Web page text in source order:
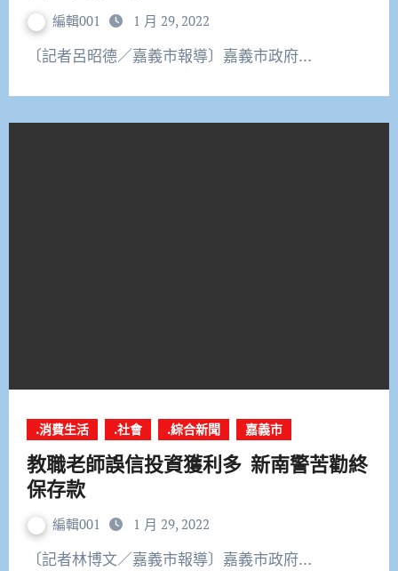
編輯001 1 月 29, 2022
〔記者呂昭德／嘉義市報導〕嘉義市政府…
.消費生活 .社會 .綜合新聞 嘉義市
教職老師誤信投資獲利多 新南警苦勸終
保存款
編輯001 1 月 29, 2022
〔記者林博文／嘉義市報導〕嘉義市政府…